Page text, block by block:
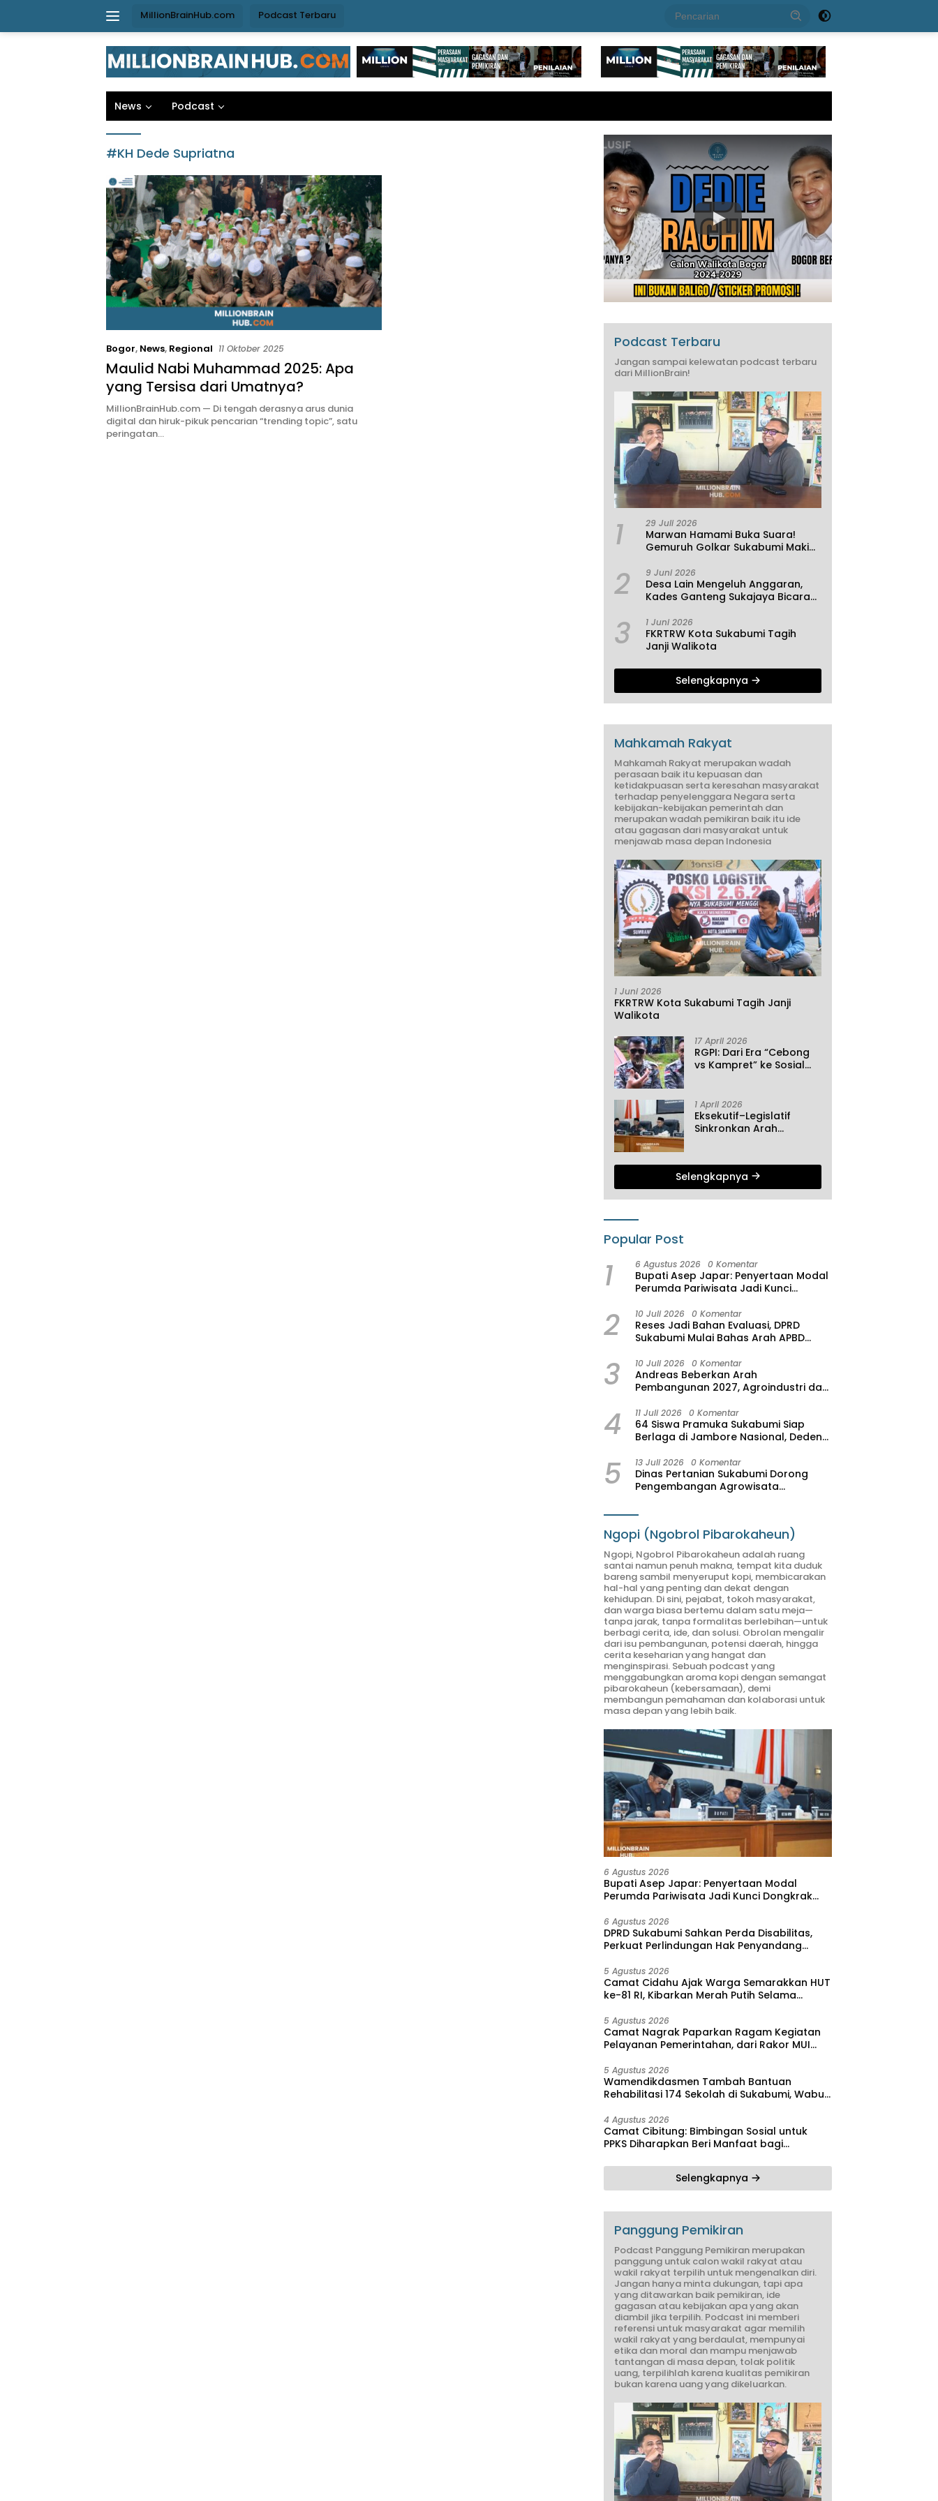
MillionBrainHub.com Podcast Terbaru
News Podcast
#KH Dede Supriatna
Bogor, News, Regional 11 Oktober 2025
Maulid Nabi Muhammad 2025: Apa
yang Tersisa dari Umatnya?
MillionBrainHub.com — Di tengah derasnya arus dunia
digital dan hiruk-pikuk pencarian “trending topic”, satu
peringatan…
Podcast Terbaru
Jangan sampai kelewatan podcast terbaru
dari MillionBrain!
1 29 Juli 2026
Marwan Hamami Buka Suara!
Gemuruh Golkar Sukabumi Makin
Demokrasi yang Sedang Dikunci?
2 9 Juni 2026
Desa Lain Mengeluh Anggaran,
Kades Ganteng Sukajaya Bicara
3 1 Juni 2026
FKRTRW Kota Sukabumi Tagih
Janji Walikota
Selengkapnya
Mahkamah Rakyat
Mahkamah Rakyat merupakan wadah
perasaan baik itu kepuasan dan
ketidakpuasan serta keresahan masyarakat
terhadap penyelenggara Negara serta
kebijakan-kebijakan pemerintah dan
merupakan wadah pemikiran baik itu ide
atau gagasan dari masyarakat untuk
menjawab masa depan Indonesia
1 Juni 2026
FKRTRW Kota Sukabumi Tagih Janji
Walikota
17 April 2026
RGPI: Dari Era “Cebong
vs Kampret” ke Sosial
1 April 2026
Eksekutif–Legislatif
Sinkronkan Arah
Dibahas di Paripurna ke-
2 DPRD Sukabumi
Selengkapnya
Popular Post
1 6 Agustus 2026 0 Komentar
Bupati Asep Japar: Penyertaan Modal
Perumda Pariwisata Jadi Kunci
2 10 Juli 2026 0 Komentar
Reses Jadi Bahan Evaluasi, DPRD
Sukabumi Mulai Bahas Arah APBD
3 10 Juli 2026 0 Komentar
Andreas Beberkan Arah
Pembangunan 2027, Agroindustri dan
Ekonomi
4 11 Juli 2026 0 Komentar
64 Siswa Pramuka Sukabumi Siap
Berlaga di Jambore Nasional, Deden
Hasil Seleksi
5 13 Juli 2026 0 Komentar
Dinas Pertanian Sukabumi Dorong
Pengembangan Agrowisata
Resmi Jadi Destinasi Wisata Baru
Ngopi (Ngobrol Pibarokaheun)
Ngopi, Ngobrol Pibarokaheun adalah ruang
santai namun penuh makna, tempat kita duduk
bareng sambil menyeruput kopi, membicarakan
hal-hal yang penting dan dekat dengan
kehidupan. Di sini, pejabat, tokoh masyarakat,
dan warga biasa bertemu dalam satu meja—
tanpa jarak, tanpa formalitas berlebihan—untuk
berbagi cerita, ide, dan solusi. Obrolan mengalir
dari isu pembangunan, potensi daerah, hingga
cerita keseharian yang hangat dan
menginspirasi. Sebuah podcast yang
menggabungkan aroma kopi dengan semangat
pibarokaheun (kebersamaan), demi
membangun pemahaman dan kolaborasi untuk
masa depan yang lebih baik.
6 Agustus 2026
Bupati Asep Japar: Penyertaan Modal
Perumda Pariwisata Jadi Kunci Dongkrak
6 Agustus 2026
DPRD Sukabumi Sahkan Perda Disabilitas,
Perkuat Perlindungan Hak Penyandang
5 Agustus 2026
Camat Cidahu Ajak Warga Semarakkan HUT
ke-81 RI, Kibarkan Merah Putih Selama
5 Agustus 2026
Camat Nagrak Paparkan Ragam Kegiatan
Pelayanan Pemerintahan, dari Rakor MUI
5 Agustus 2026
Wamendikdasmen Tambah Bantuan
Rehabilitasi 174 Sekolah di Sukabumi, Wabup
Pendidikan
4 Agustus 2026
Camat Cibitung: Bimbingan Sosial untuk
PPKS Diharapkan Beri Manfaat bagi
Selengkapnya
Panggung Pemikiran
Podcast Panggung Pemikiran merupakan
panggung untuk calon wakil rakyat atau
wakil rakyat terpilih untuk mengenalkan diri.
Jangan hanya minta dukungan, tapi apa
yang ditawarkan baik pemikiran, ide
gagasan atau kebijakan apa yang akan
diambil jika terpilih. Podcast ini memberi
referensi untuk masyarakat agar memilih
wakil rakyat yang berdaulat, mempunyai
etika dan moral dan mampu menjawab
tantangan di masa depan, tolak politik
uang, terpilihlah karena kualitas pemikiran
bukan karena uang yang dikeluarkan.